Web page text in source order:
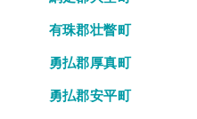
有珠郡壮瞥町
勇払郡厚真町
勇払郡安平町